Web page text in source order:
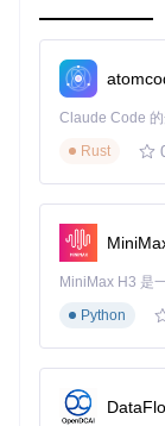
配置文件
保存
命令行控
制
联动
在2021款
r在以下指标领
配置切换速
内存占用：
三、实践指
Rust
Python